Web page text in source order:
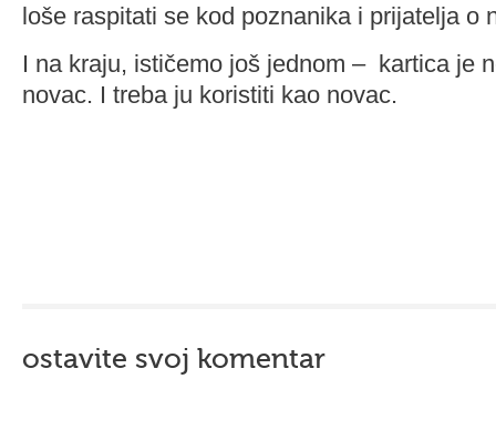
loše raspitati se kod poznanika i prijatelja o
I na kraju, ističemo još jednom – kartica je
novac. I treba ju koristiti kao novac.
ostavite svoj komentar